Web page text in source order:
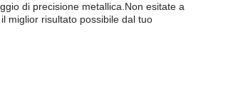
di precisione metallica.Non esitate a
miglior risultato possibile dal tuo